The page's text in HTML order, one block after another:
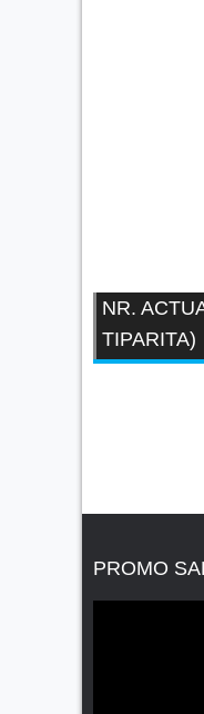
NR.
TIPARITA)
PROMO